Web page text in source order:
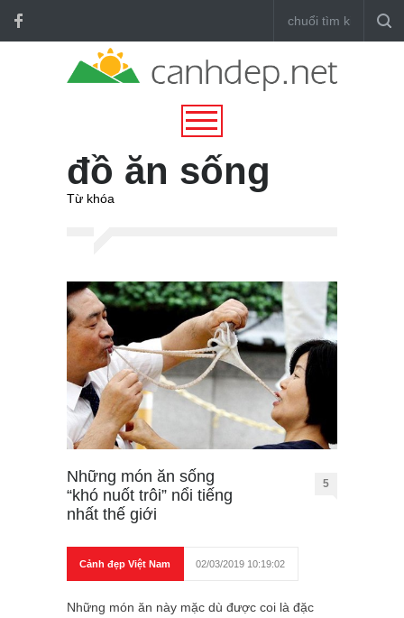
đồ ăn sống
Từ khóa
Những món ăn sống
“khó nuốt trôi” nổi tiếng
nhất thế giới
5
Cảnh đẹp Việt Nam 02/03/2019 10:19:02
Những món ăn này mặc dù được coi là đặc